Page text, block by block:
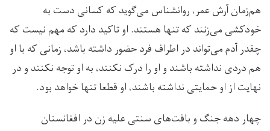
هم‌زمان آرش عمر، روانشناس می‌گوید که کسانی دست به
خودکشی می‌زنند که تنها هستند. او تاکید دارد که مهم نیست که
چقدر آدم می‌تواند در اطراف فرد حضور داشته باشد، زمانی که با او
هم دردی نداشته باشند و او را درک نکنند، به او توجه نکنند و در
نهایت از او حمایتی نداشته باشند، او قطعا تنها خواهد بود.
چهار دهه جنگ و بافت‌های سنتی علیه زن در افغانستان